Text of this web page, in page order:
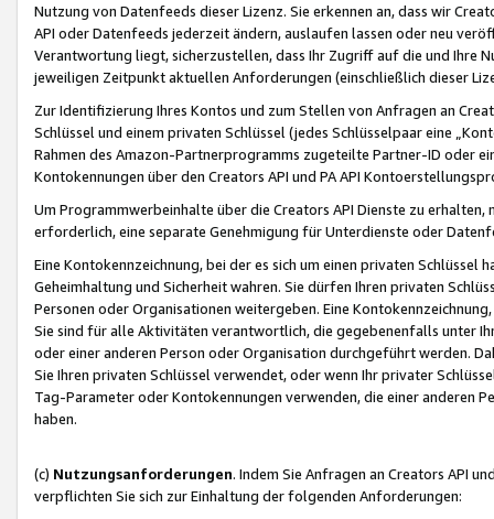
Nutzung von Datenfeeds dieser Lizenz. Sie erkennen an, dass wir
API oder Datenfeeds jederzeit ändern, auslaufen lassen oder neu
Verantwortung liegt, sicherzustellen, dass Ihr Zugriff auf die und Ihre
jeweiligen Zeitpunkt aktuellen Anforderungen (einschließlich dieser
Zur Identifizierung Ihres Kontos und zum Stellen von Anfragen an
Schlüssel und einem privaten Schlüssel (jedes Schlüsselpaar eine
Rahmen des Amazon-Partnerprogramms zugeteilte Partner-ID oder
Kontokennungen über den Creators API und PA API
Um Programmwerbeinhalte über die Creators API Dienste zu
erforderlich, eine separate Genehmigung für Unterdienste oder
Eine Kontokennzeichnung, bei der es sich um einen privaten
Geheimhaltung und Sicherheit wahren. Sie dürfen Ihren privaten
Personen oder Organisationen weitergeben. Eine
Sie sind für alle Aktivitäten verantwortlich, die gegebenenfalls unter
oder einer anderen Person oder Organisation durchgeführt werden.
Sie Ihren privaten Schlüssel verwendet, oder wenn Ihr privater
Tag-Parameter oder Kontokennungen verwenden, die einer anderen
haben.
(c) Nutzungsanforderungen. Indem Sie Anfragen an Creators API
verpflichten Sie sich zur Einhaltung der folgenden Anforderungen: